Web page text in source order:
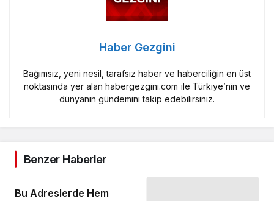
Haber Gezgini
Bağımsız, yeni nesil, tarafsız haber ve haberciliğin en üst
noktasında yer alan habergezgini.com ile Türkiye’nin ve
dünyanın gündemini takip edebilirsiniz.
Benzer Haberler
Bu Adreslerde Hem